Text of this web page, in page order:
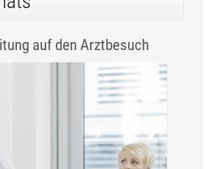
auf den Arztbesuch